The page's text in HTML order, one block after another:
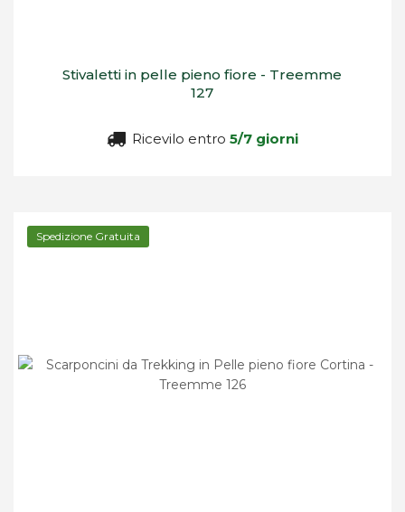
Stivaletti in pelle pieno fiore - Treemme
127
Ricevilo entro 5/7 giorni
Spedizione Gratuita